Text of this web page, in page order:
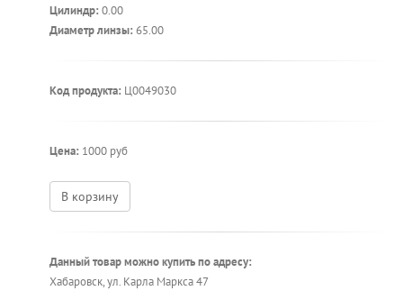
Цилиндр: 0.00
Диаметр линзы: 65.00
Код продукта: Ц0049030
Цена: 1000 руб
В корзину
Данный товар можно купить по адресу:
Хабаровск, ул. Карла Маркса 47